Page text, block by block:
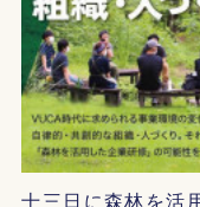
十三日に森林を活